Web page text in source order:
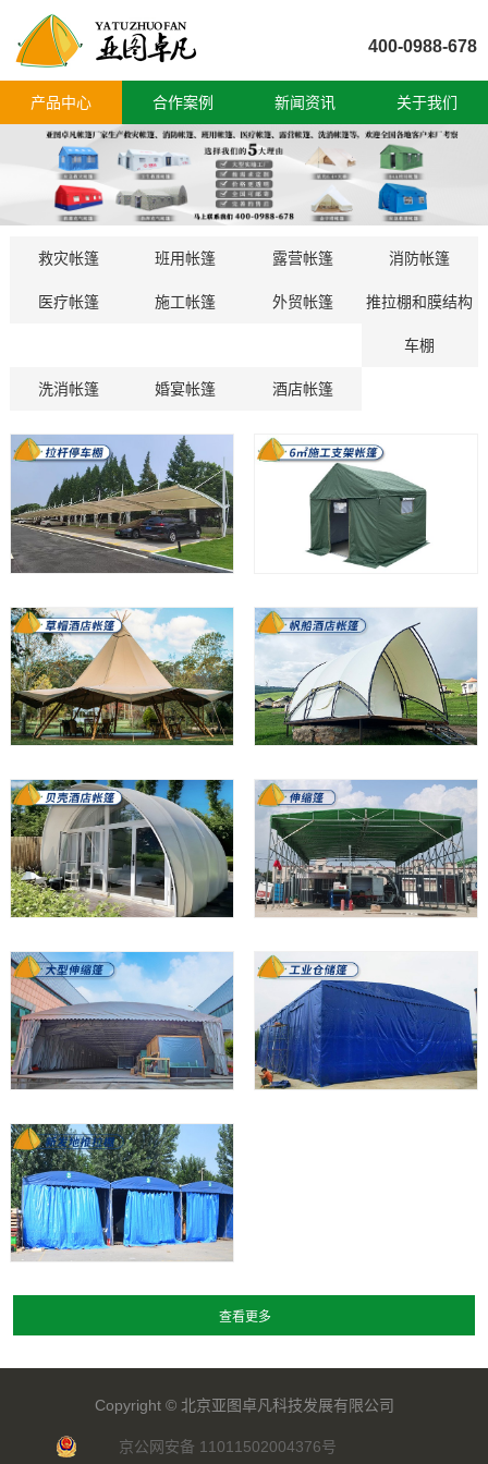
400-0988-678
产品中心 合作案例 新闻资讯 关于我们
救灾帐篷 班用帐篷 露营帐篷 消防帐篷
医疗帐篷 施工帐篷 外贸帐篷 推拉棚和膜结构
车棚
洗消帐篷 婚宴帐篷 酒店帐篷
Copyright © 北京亚图卓凡科技发展有限公司
京公网安备 11011502004376号